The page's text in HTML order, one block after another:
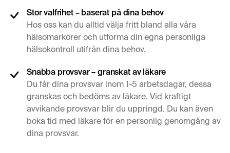
Stor valfrihet – baserat på dina behov
Hos oss kan du alltid välja fritt bland alla våra
hälsomarkörer och utforma din egna personliga
hälsokontroll utifrån dina behov.
Snabba provsvar – granskat av läkare
Du får dina provsvar inom 1-5 arbetsdagar, dessa
granskas och bedöms av läkare. Vid kraftigt
avvikande provsvar blir du uppringd. Du kan även
boka tid med läkare för en personlig genomgång av
dina provsvar.